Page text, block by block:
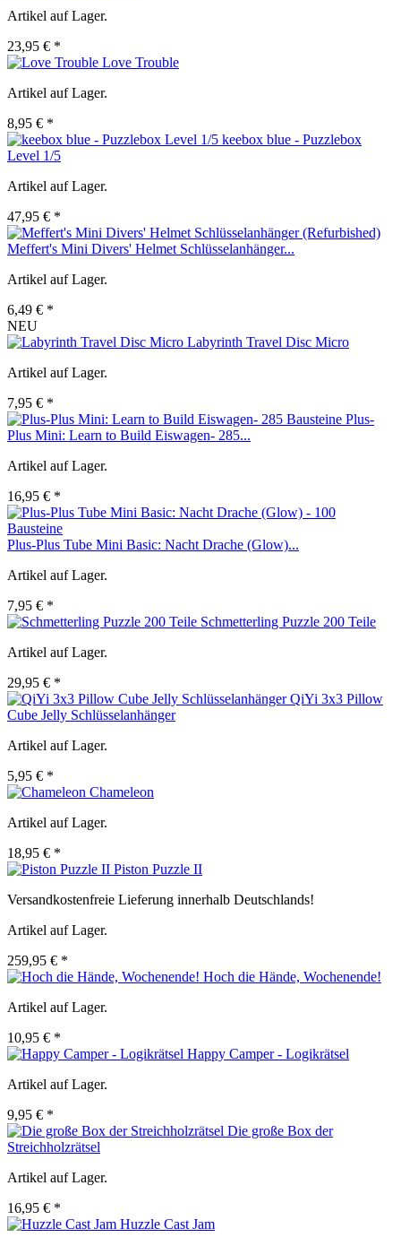
Artikel auf Lager.
23,95 € *
Love Trouble
Artikel auf Lager.
8,95 € *
keebox blue - Puzzlebox
Level 1/5
Artikel auf Lager.
47,95 € *
Meffert's Mini Divers' Helmet Schlüsselanhänger...
Artikel auf Lager.
6,49 € *
NEU
Labyrinth Travel Disc Micro
Artikel auf Lager.
7,95 € *
Plus-
Plus Mini: Learn to Build Eiswagen- 285...
Artikel auf Lager.
16,95 € *
Plus-Plus Tube Mini Basic: Nacht Drache (Glow)...
Artikel auf Lager.
7,95 € *
Schmetterling Puzzle 200 Teile
Artikel auf Lager.
29,95 € *
QiYi 3x3 Pillow
Cube Jelly Schlüsselanhänger
Artikel auf Lager.
5,95 € *
Chameleon
Artikel auf Lager.
18,95 € *
Piston Puzzle II
Versandkostenfreie Lieferung innerhalb Deutschlands!
Artikel auf Lager.
259,95 € *
Hoch die Hände, Wochenende!
Artikel auf Lager.
10,95 € *
Happy Camper - Logikrätsel
Artikel auf Lager.
9,95 € *
Die große Box der
Streichholzrätsel
Artikel auf Lager.
16,95 € *
Huzzle Cast Jam